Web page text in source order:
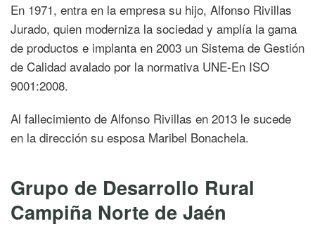
En 1971, entra en la empresa su hijo, Alfonso Rivillas
Jurado, quien moderniza la sociedad y amplía la gama
de productos e implanta en 2003 un Sistema de Gestión
de Calidad avalado por la normativa UNE-En ISO
9001:2008.
Al fallecimiento de Alfonso Rivillas en 2013 le sucede
en la dirección su esposa Maribel Bonachela.
Grupo de Desarrollo Rural
Campiña Norte de Jaén